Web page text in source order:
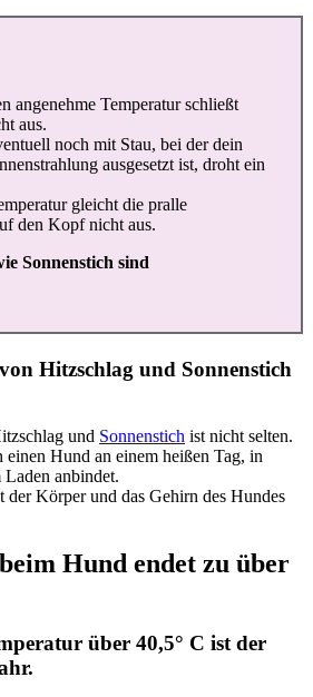
angenehme Temperatur schließt
aus.
noch mit Stau, bei der dein
ausgesetzt ist, droht ein
gleicht die pralle
den Kopf nicht aus.
Sonnenstich sind
Hitzschlag und Sonnenstich
und Sonnenstich ist nicht selten.
Hund an einem heißen Tag, in
anbindet.
der Körper und das Gehirn des Hundes
Hund endet zu über
über 40,5° C ist der